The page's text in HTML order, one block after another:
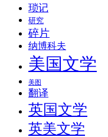
琐记
研究
碎片
纳博科夫
美国文学
美图
翻译
英国文学
英美文学